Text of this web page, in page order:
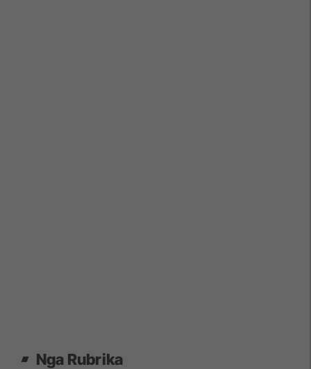
Nga Rubrika